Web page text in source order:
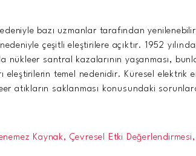
bazı uzmanlar tarafından
çeşitli eleştirilere açıktır. 1952
nükleer santral kazalarının yaşanması,
temel nedenidir. Küresel elektrik
atıkların saklanması konusundaki
Kaynak, Çevresel Etki